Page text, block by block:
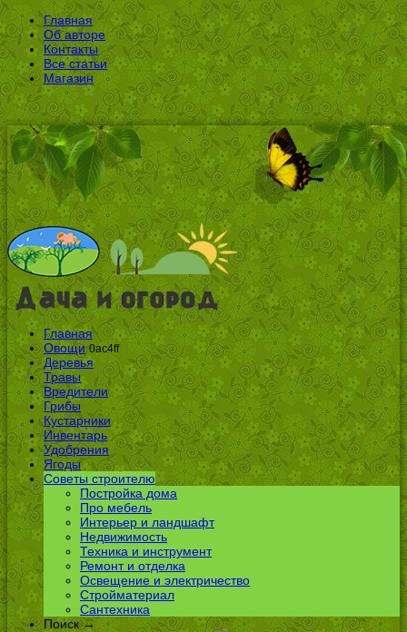
Главная
Об авторе
Контакты
Все статьи
Магазин
Главная
Овощи 0ac4ff
Деревья
Травы
Вредители
Грибы
Кустарники
Инвентарь
Удобрения
Ягоды
Советы строителю
Постройка дома
Про мебель
Интерьер и ландшафт
Недвижимость
Техника и инструмент
Ремонт и отделка
Освещение и электричество
Стройматериал
Сантехника
Поиск →